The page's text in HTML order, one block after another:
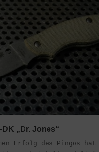
„Dr. Jones“
Erfolg des Pingos hat